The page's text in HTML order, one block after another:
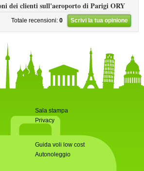
dei clienti sull'aeroporto di Parigi ORY
Totale recensioni: 0 Scrivi la tua opinione
Sala stampa
Privacy
Guida voli low cost
Autonoleggio